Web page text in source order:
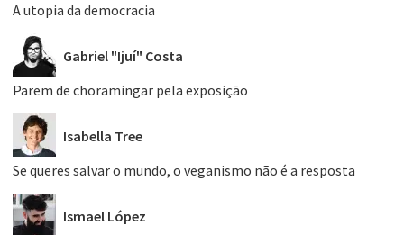
A utopia da democracia
Gabriel "Ijuí" Costa
Parem de choramingar pela exposição
Isabella Tree
Se queres salvar o mundo, o veganismo não é a resposta
Ismael López